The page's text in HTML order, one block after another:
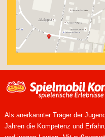
Als anerkannter Träger der
Jahren die Kompetenz und